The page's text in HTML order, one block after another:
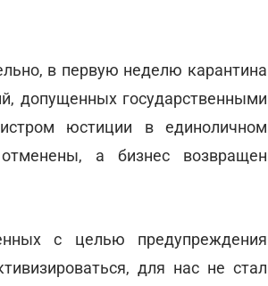
в первую неделю карантина
допущенных государственными
юстиции в единоличном
а бизнес возвращен
с целью предупреждения
для нас не стал